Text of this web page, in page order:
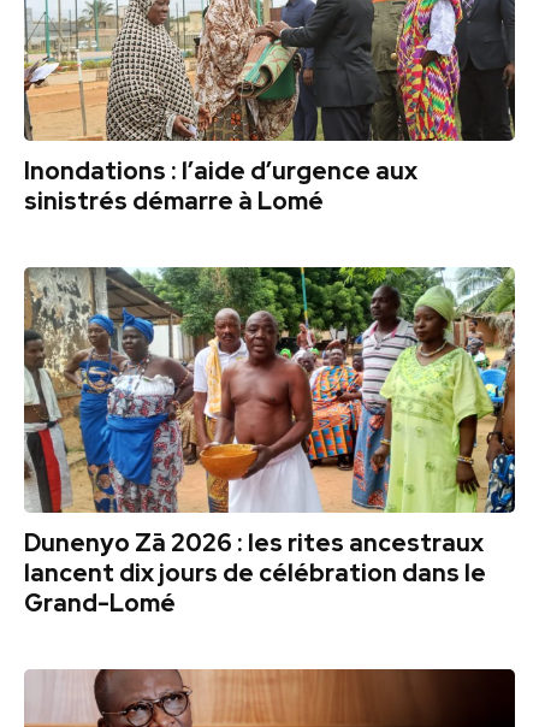
Inondations : l’aide d’urgence aux
sinistrés démarre à Lomé
Dunenyo Zā 2026 : les rites ancestraux
lancent dix jours de célébration dans le
Grand-Lomé